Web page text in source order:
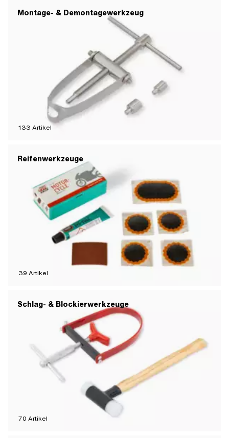
Montage- & Demontagewerkzeug
133 Artikel
Reifenwerkzeuge
39 Artikel
Schlag- & Blockierwerkzeuge
70 Artikel